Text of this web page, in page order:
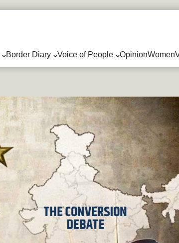
Border Diary Voice of People Opinion